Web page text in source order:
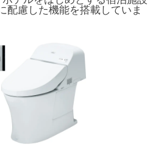
配慮した機能を搭載していま